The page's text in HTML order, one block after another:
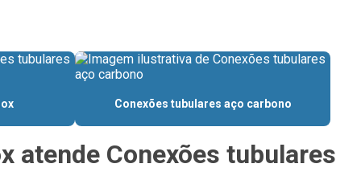
Cantoneira inox preço
Chapa de aço inox 304
Chapa de aço inox 304l
Chapa de aço inox 316
Conexões tubulares aço carbono
atende Conexões tubulares